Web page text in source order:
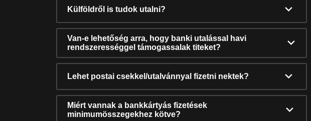
Külföldről is tudok utalni?
Van-e lehetőség arra, hogy banki utalással havi
rendszerességgel támogassalak titeket?
Lehet postai csekkel/utalvánnyal fizetni nektek?
Miért vannak a bankkártyás fizetések
minimumösszegekhez kötve?